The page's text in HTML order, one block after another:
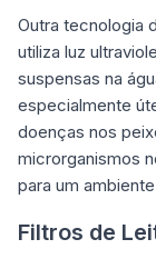
Outra tecnologia
utiliza luz
suspensas na
especialmente
doenças nos
microrganismos
para um
Filtros de